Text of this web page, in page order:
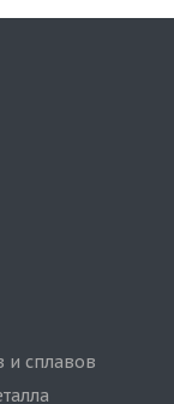
и сплавов